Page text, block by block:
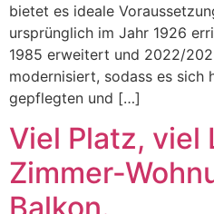
bietet es ideale
ursprünglich im Jahr 1926
1985 erweitert und 2022/
modernisiert, sodass es sich
gepflegten und […]
Viel Platz, viel
Zimmer-